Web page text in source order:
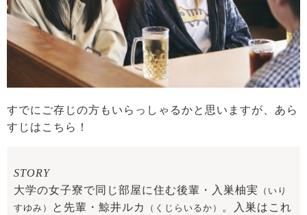
すでにご存じの方もいらっしゃるかと思いますが、あら
すじはこちら！
STORY
大学の女子寮で同じ部屋に住む後輩・入巣柚実
（いり
すゆみ）
と先輩・鯨井ルカ （くじらいるか）
。入巣はこれ